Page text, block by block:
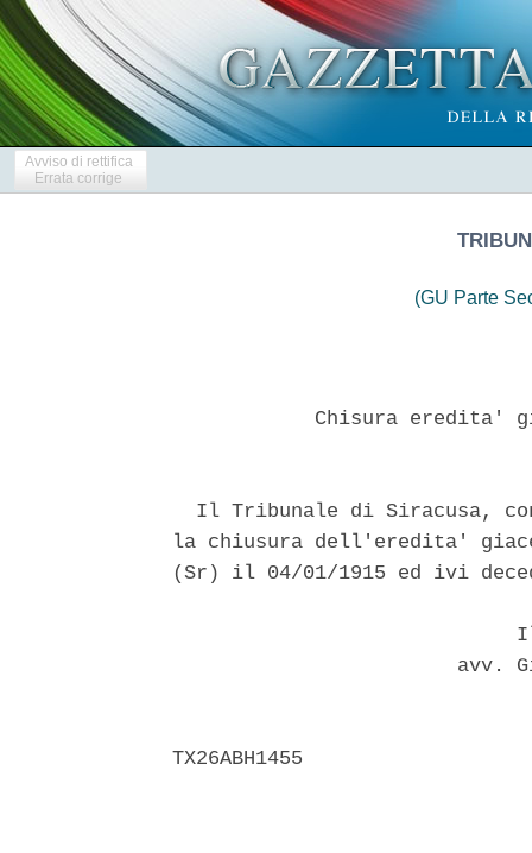
Avviso di rettifica
Errata corrige
(GU Parte
Chisura eredita'
Il Tribunale di Siracusa,
la chiusura dell'eredita'
(Sr) il 04/01/1915 ed ivi
avv.